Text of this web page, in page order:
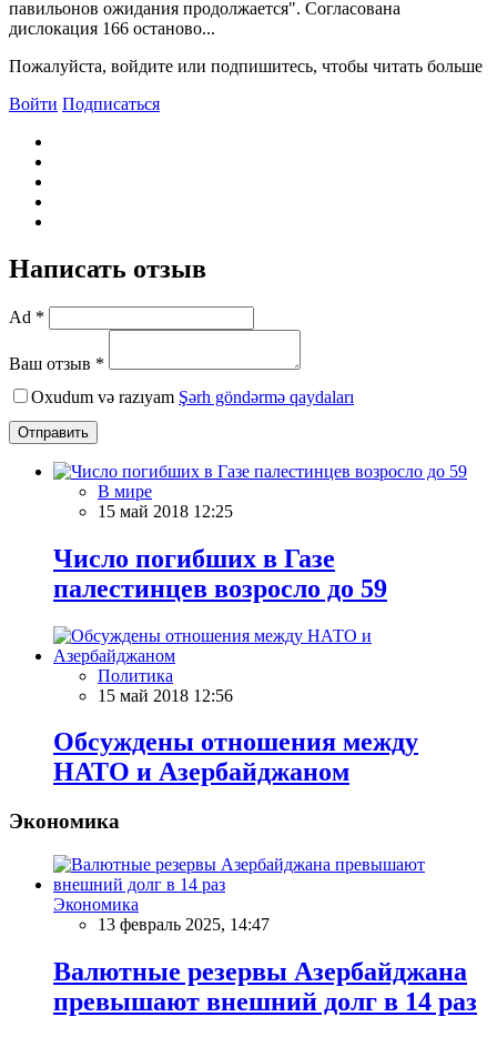
павильонов ожидания продолжается". Согласована
дислокация 166 останово...
Пожалуйста, войдите или подпишитесь, чтобы читать больше
Войти Подписаться
Написать отзыв
Ad *
Ваш отзыв *
Oxudum və razıyam Şərh göndərmə qaydaları
Отправить
В мире
15 май 2018 12:25
Число погибших в Газе
палестинцев возросло до 59
Политика
15 май 2018 12:56
Обсуждены отношения между
НАТО и Азербайджаном
Экономика
Экономика
13 февраль 2025, 14:47
Валютные резервы Азербайджана
превышают внешний долг в 14 раз